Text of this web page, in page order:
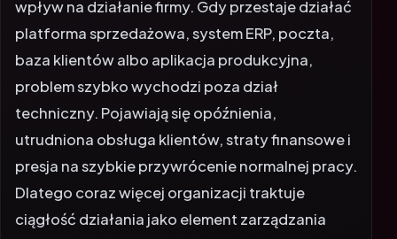
platforma sprzedażowa, system ERP, poczta,
baza klientów albo aplikacja produkcyjna,
problem szybko wychodzi poza dział
techniczny. Pojawiają się opóźnienia,
utrudniona obsługa klientów, straty finansowe i
presja na szybkie przywrócenie normalnej pracy.
Dlatego coraz więcej organizacji traktuje
ciągłość działania jako element zarządzania
ryzykiem. Nie chodzi tylko o posiadanie kopii